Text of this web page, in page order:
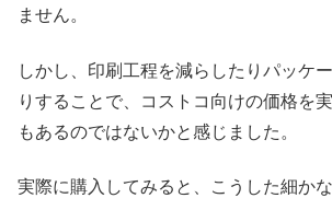
ません。
しかし、印刷工程を減らしたりパッケ
りすることで、コストコ向けの価格を
もあるのではないかと感じました。
実際に購入してみると、こうした細か